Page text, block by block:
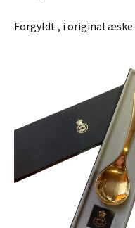
Forgyldt , i original æske.